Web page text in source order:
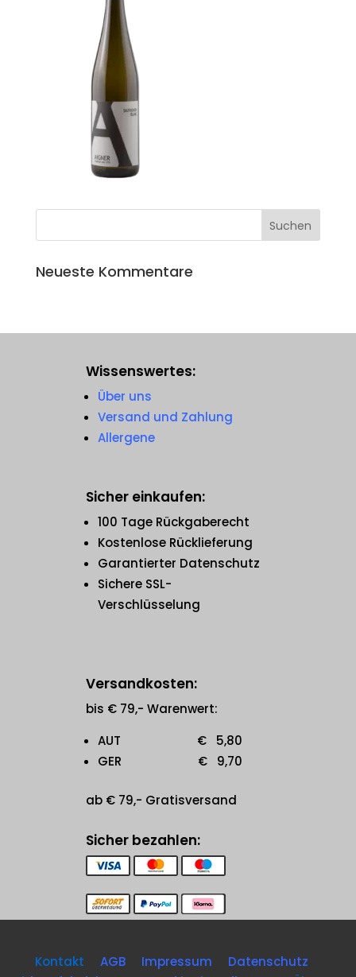
Neueste Kommentare
Wissenswertes:
Über uns
Versand und Zahlung
Allergene
Sicher einkaufen:
100 Tage Rückgaberecht
Kostenlose Rücklieferung
Garantierter Datenschutz
Sichere SSL-
Verschlüsselung
Versandkosten:
bis € 79,- Warenwert:
AUT € 5,80
GER € 9,70
ab € 79,- Gratisversand
Sicher bezahlen:
Kontakt AGB Impressum
Datenschutz